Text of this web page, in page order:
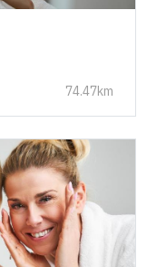
74.47km